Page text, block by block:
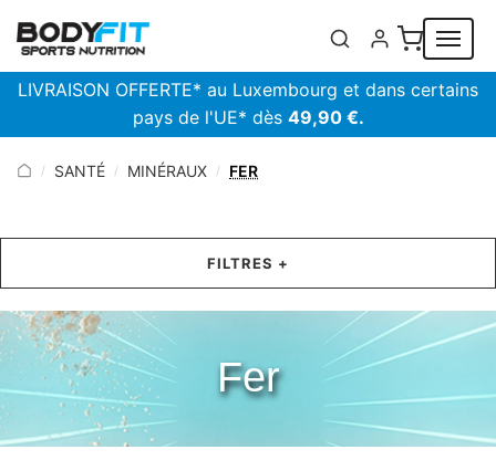
LIVRAISON OFFERTE* au Luxembourg et dans certains
pays de l'UE* dès 49,90 €.
/ SANTÉ / MINÉRAUX / FER
FILTRES +
Fer